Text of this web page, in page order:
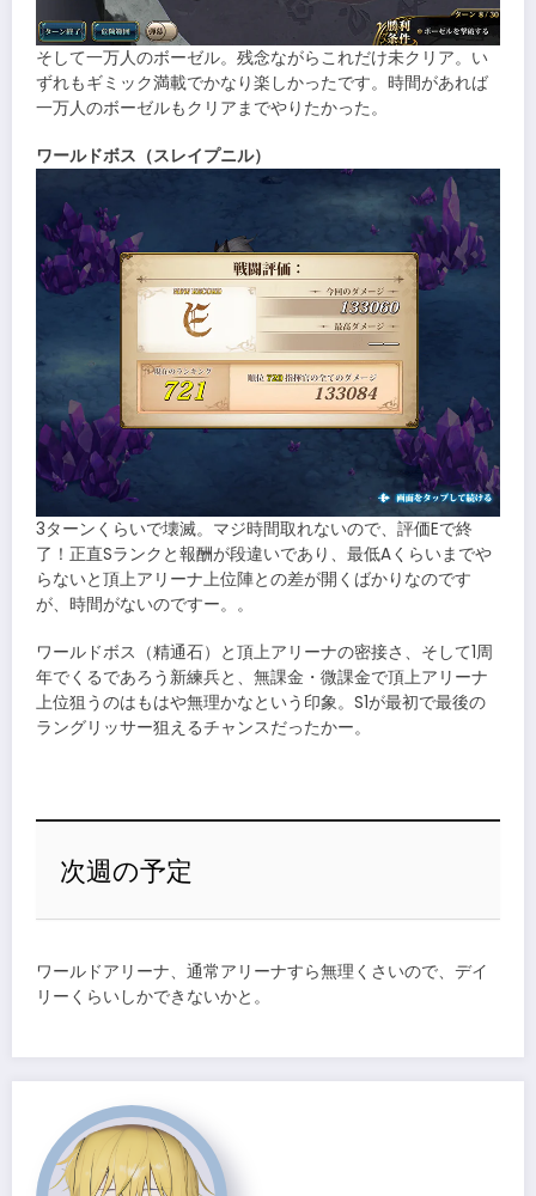
そして一万人のボーゼル。残念ながらこれだけ未クリア。い
ずれもギミック満載でかなり楽しかったです。時間があれば
一万人のボーゼルもクリアまでやりたかった。
ワールドボス（スレイプニル）
3ターンくらいで壊滅。マジ時間取れないので、評価Eで終
了！正直Sランクと報酬が段違いであり、最低Aくらいまでや
らないと頂上アリーナ上位陣との差が開くばかりなのです
が、時間がないのですー。。
ワールドボス（精通石）と頂上アリーナの密接さ、そして1周
年でくるであろう新練兵と、無課金・微課金で頂上アリーナ
上位狙うのはもはや無理かなという印象。S1が最初で最後の
ラングリッサー狙えるチャンスだったかー。
次週の予定
ワールドアリーナ、通常アリーナすら無理くさいので、デイ
リーくらいしかできないかと。